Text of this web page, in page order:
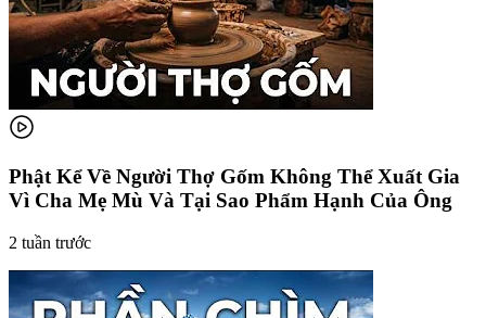
Phật Kể Về Người Thợ Gốm Không Thể Xuất Gia
Vì Cha Mẹ Mù Và Tại Sao Phẩm Hạnh Của Ông
2 tuần trước